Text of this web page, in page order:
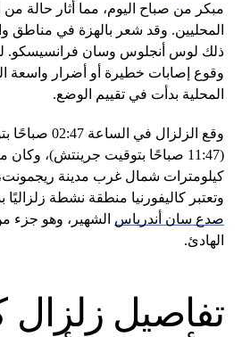
مبكر من صباح اليوم، مما أثار حالة
المحليين. وقد شعر بالهزة في مناطق
ذلك لوس أنجلوس وسان فرانسيسكو.
وقوع إصابات خطيرة أو أضرار واسعة
المحلية بدأت في تقييم الوضع.
وقع الزلزال في
كيلومترات شمال غرب مدينة
وتعتبر كاليفورنيا منطقة نشطة
صدع سان أندرياس الشهير، وهو جزء
الهادئ.
تفاصيل زلزال